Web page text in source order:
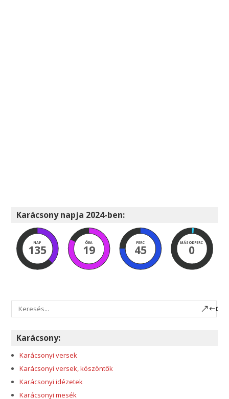
Karácsony napja 2024-ben:
NAP
135
ÓRA
19
PERC
45
MÁSODPERC
0
Karácsony:
Karácsonyi versek
Karácsonyi versek, köszöntők
Karácsonyi idézetek
Karácsonyi mesék